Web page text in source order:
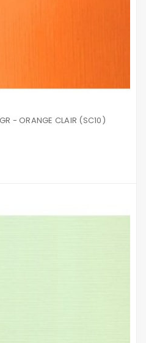
- ORANGE CLAIR (SC10)